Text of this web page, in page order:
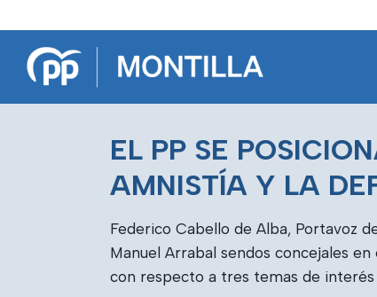
al
contenido
EL PP SE
AMNISTÍA Y LA
Federico Cabello de Alba, Portavoz
Manuel Arrabal sendos concejales
con respecto a tres temas de interés